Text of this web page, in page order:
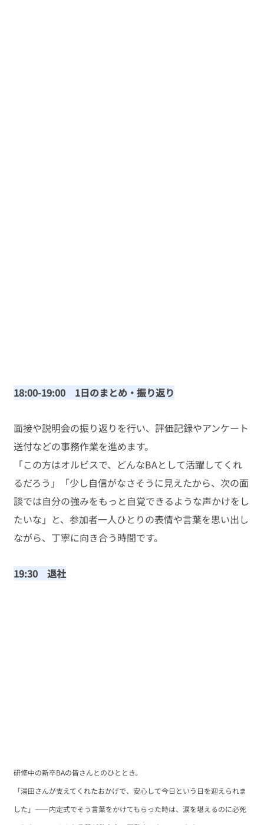
18:00-19:00　1日のまとめ・振り返り
面接や説明会の振り返りを行い、評価記録やアンケート
送付などの事務作業を進めます。
「この方はオルビスで、どんなBAとして活躍してくれ
るだろう」「少し自信がなさそうに見えたから、次の面
談では自分の強みをもっと自覚できるような声かけをし
たいな」と、参加者一人ひとりの表情や言葉を思い出し
ながら、丁寧に向き合う時間です。
19:30　退社
研修中の新卒BAの皆さんとのひととき。
「湯田さんが支えてくれたおかげで、安心して今日という日を迎えられま
した」――内定式でそう言葉をかけてもらった時は、涙を堪えるのに必死